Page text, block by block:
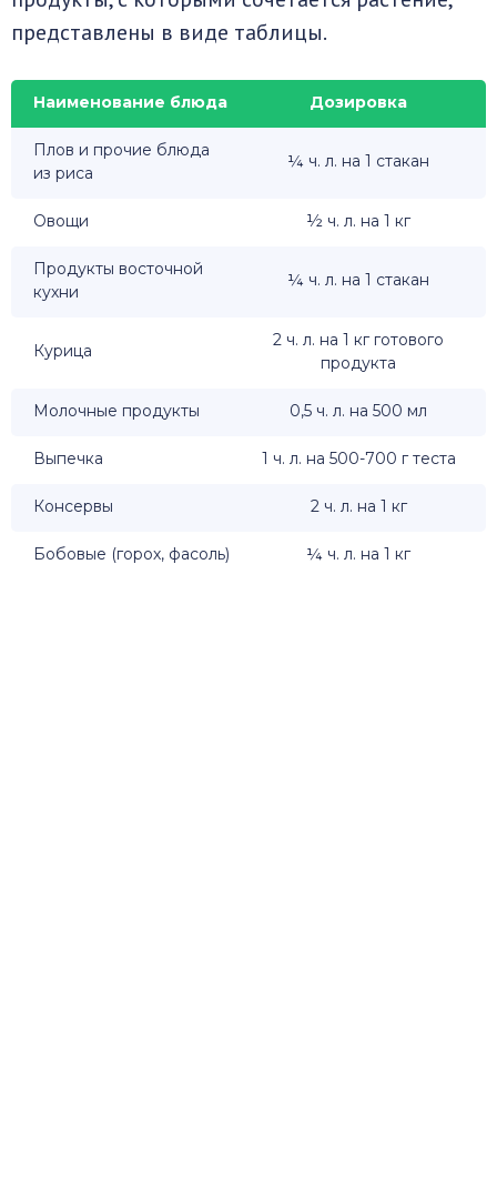
представлены в виде таблицы.
Наименование блюда Дозировка
Плов и прочие блюда
из риса
¼ ч. л. на 1 стакан
Овощи ½ ч. л. на 1 кг
Продукты восточной
кухни
¼ ч. л. на 1 стакан
Курица
2 ч. л. на 1 кг готового
продукта
Молочные продукты 0,5 ч. л. на 500 мл
Выпечка 1 ч. л. на 500-700 г теста
Консервы 2 ч. л. на 1 кг
Бобовые (горох, фасоль) ¼ ч. л. на 1 кг